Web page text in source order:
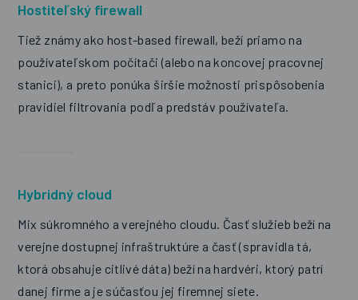
Hostiteľský firewall
Tiež známy ako host-based firewall, beží priamo na
používateľskom počítači (alebo na koncovej pracovnej
stanici), a preto ponúka širšie možnosti prispôsobenia
pravidiel filtrovania podľa predstáv používateľa.
Hybridný cloud
Mix súkromného a verejného cloudu. Časť služieb beží na
verejne dostupnej infraštruktúre a časť (spravidla tá,
ktorá obsahuje citlivé dáta) beží na hardvéri, ktorý patrí
danej firme a je súčasťou jej firemnej siete.